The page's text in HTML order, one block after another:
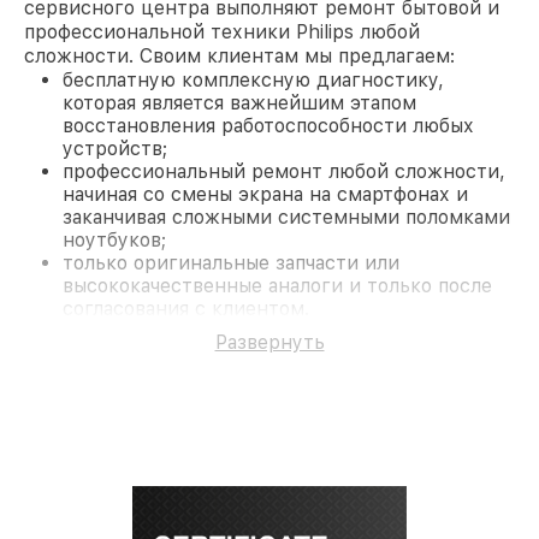
сервисного центра выполняют ремонт бытовой и
профессиональной техники Philips любой
сложности. Своим клиентам мы предлагаем:
бесплатную комплексную диагностику,
которая является важнейшим этапом
восстановления работоспособности любых
устройств;
профессиональный ремонт любой сложности,
начиная со смены экрана на смартфонах и
заканчивая сложными системными поломками
ноутбуков;
только оригинальные запчасти или
высококачественные аналоги и только после
согласования с клиентом.
На все работы и замененные комплектующие
предоставляется длительная гарантия. В случае
Развернуть